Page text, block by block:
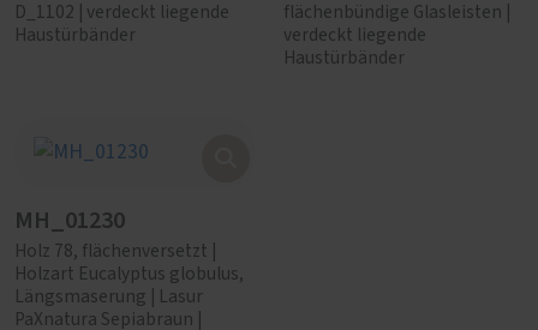
D_1102 | verdeckt liegende
Haustürbänder
flächenbündige Glasleisten |
verdeckt liegende
Haustürbänder
MH_01230
Holz 78, flächenversetzt |
Holzart Eucalyptus globulus,
Längsmaserung | Lasur
PaXnatura Sepiabraun |